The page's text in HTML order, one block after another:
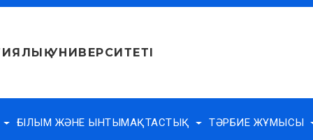
УНИВЕРСИТЕТІ
ҒЫЛЫМ ЖӘНЕ ЫНТЫМАҚТАСТЫҚ ТӘРБИЕ ЖҰМЫСЫ